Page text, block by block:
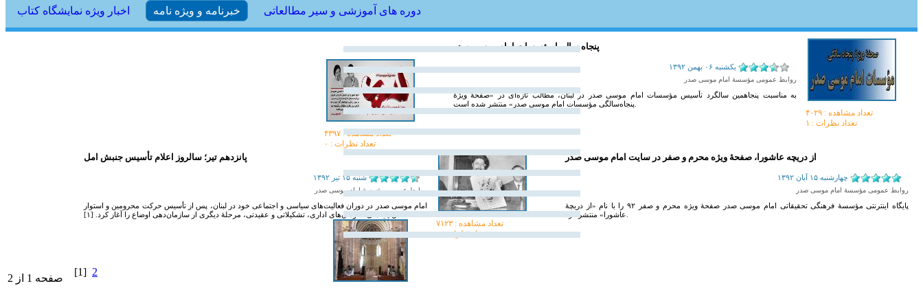
اخبار ویژه نمایشگاه کتاب خبرنامه و ویژه نامه دوره های آموزشی و سیر مطالعاتی
تعداد مشاهده :‌ ۴۰۲۹
تعداد نظرات : ۱
پنجاه سال با مؤسسات امام موسی صدر
روابط عمومی مؤسسۀ امام موسی صدر
به مناسبت پنجاهمین سالگرد تأسیس مؤسسات امام موسی صدر در لبنان، مطالب تازه‌ای در «صفحۀ ویژۀ
تعداد مشاهده :‌ ۴۳۹۷
تعداد نظرات : ۰
از دریچه عاشورا، صفحۀ ویژه محرم و صفر در سایت امام موسی صدر
روابط عمومی مؤسسۀ امام موسی صدر
پایگاه اینترنتی مؤسسۀ فرهنگی تحقیقاتی امام موسی صدر صفحۀ ویژه محرم و صفر ۹۲ را با نام «از دریچۀ
تعداد مشاهده :‌ ۷۱۲۳
تعداد نظرات : ۰
پانزدهم تیر؛ سالروز اعلام تأسیس جنبش امل
شنبه ۱۵ تير ۱۳۹۲
روابط عمومی مؤسسۀ امام موسی صدر
امام موسی صدر در دوران فعالیت‌های سیاسی و اجتماعی خود در لبنان، پس از تأسیس حرکت محرومین و استوار
شدن پایه‌های سازمان‌های اداری، تشکیلاتی و عقیدتی، مرحلۀ دیگری از سازمان‌دهی اوضاع را آغاز کرد. [۱]
صفحه 1 از 2
[1] 2